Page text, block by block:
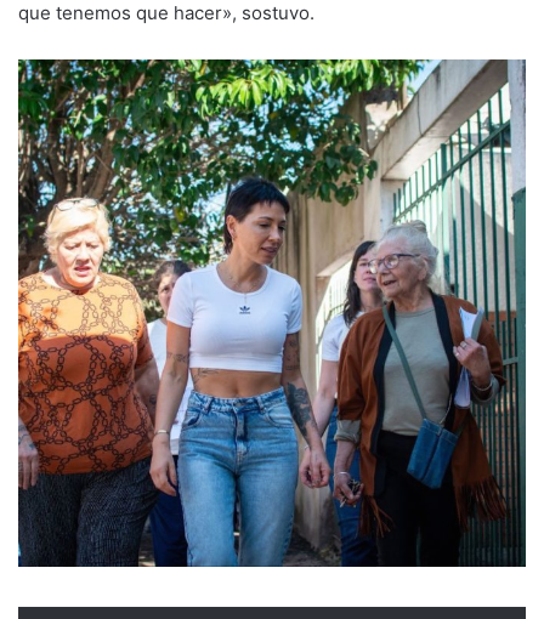
que tenemos que hacer», sostuvo.